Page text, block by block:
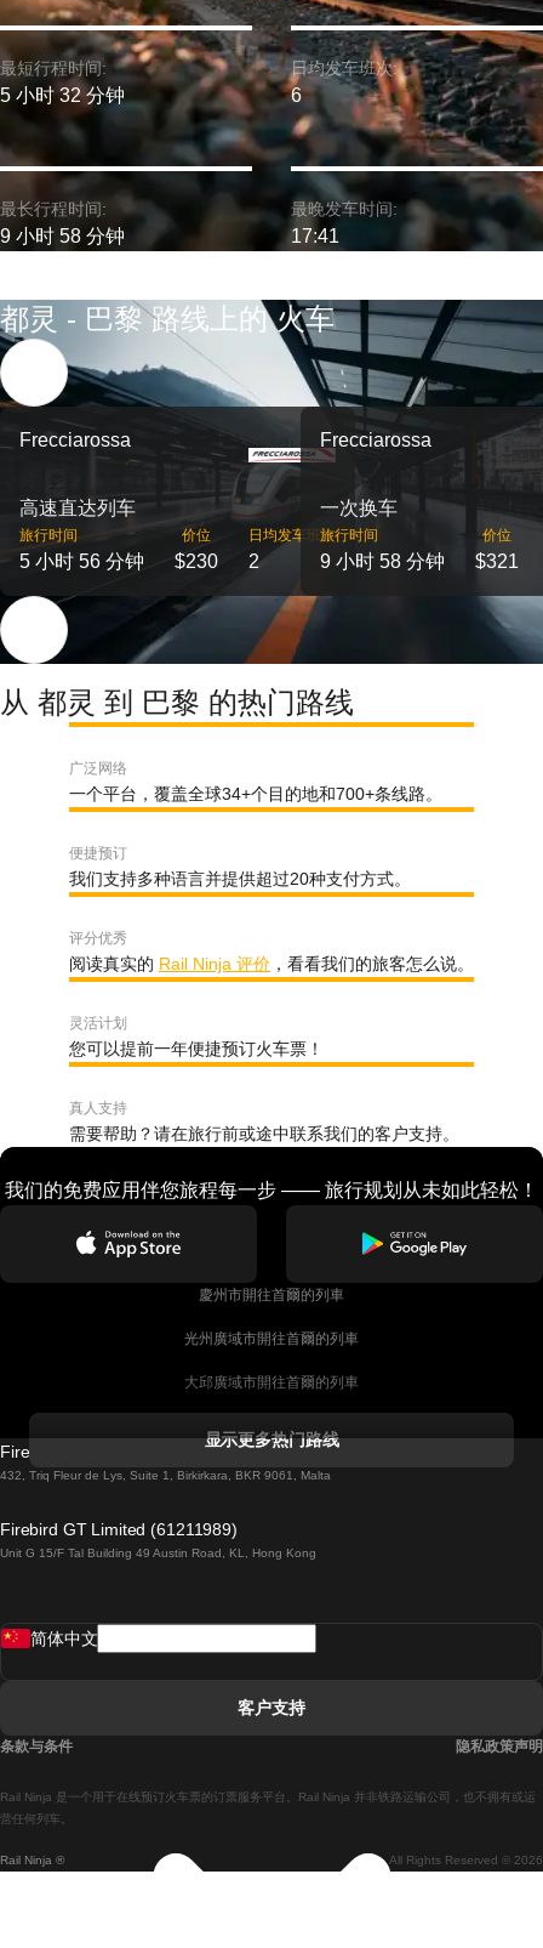
最短行程时间:
5 小时 32 分钟
最长行程时间:
9 小时 58 分钟
日均发车班次:
6
最晚发车时间:
17:41
都灵 - 巴黎 路线上的 火车
Frecciarossa
高速直达列车
旅行时间
5 小时 56 分钟
价位
$230
日均发车班次
2
Frecciarossa
一次换车
旅行时间
9 小时 58 分钟
价位
$321
从 都灵 到 巴黎 的热门路线
广泛网络
一个平台，覆盖全球34+个目的地和700+条线路。
便捷预订
我们支持多种语言并提供超过20种支付方式。
评分优秀
阅读真实的 Rail Ninja 评价 ，看看我们的旅客怎么说。
灵活计划
您可以提前一年便捷预订火车票！
真人支持
需要帮助？请在旅行前或途中联系我们的客户支持。
我们的免费应用伴您旅程每一步 —— 旅行规划从未如此轻松！
慶州市開往首爾的列車
光州廣域市開往首爾的列車
大邱廣域市開往首爾的列車
都柏林開往戈尔韦的列車
羅馬開往拿坡里的列車
馬德里開往巴塞罗那的列車
显示更多热门路线
Firebird GT Limited (OC 1451)
432, Triq Fleur de Lys, Suite 1, Birkirkara, BKR 9061, Malta
Firebird GT Limited (61211989)
Unit G 15/F Tal Building 49 Austin Road, KL, Hong Kong
Rail Ninja ® All Rights Reserved © 2026
Rail Ninja 是一个用于在线预订火车票的订票服务平台。Rail Ninja 并非铁路运输公司，也不拥有或运
营任何列车。
简体中文
客户支持
条款与条件 隐私政策声明